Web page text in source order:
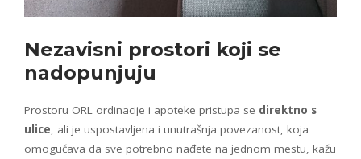
Nezavisni prostori koji se
nadopunjuju
Prostoru ORL ordinacije i apoteke pristupa se direktno s
ulice, ali je uspostavljena i unutrašnja povezanost, koja
omogućava da sve potrebno nađete na jednom mestu, kažu